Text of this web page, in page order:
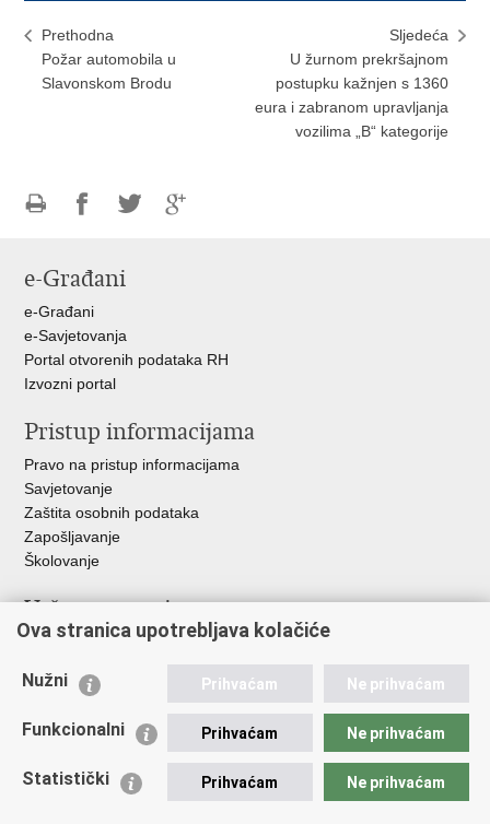
Prethodna
Požar automobila u
Slavonskom Brodu
Sljedeća
U žurnom prekršajnom
postupku kažnjen s 1360
eura i zabranom upravljanja
vozilima „B“ kategorije
FacebookuTwitteru
e-Građani
e-Građani
e-Savjetovanja
Portal otvorenih podataka RH
Izvozni portal
Pristup informacijama
Pravo na pristup informacijama
Savjetovanje
Zaštita osobnih podataka
Zapošljavanje
Školovanje
Važne poveznice
Ministarstvo unutarnjih poslova
Udruge
Policijska akademija
Zaklada policijske solidarnosti
Ova stranica upotrebljava kolačiće
Nužni Prihvaćam Ne prihvaćam
Funkcionalni Prihvaćam Ne prihvaćam
Statistički Prihvaćam Ne prihvaćam